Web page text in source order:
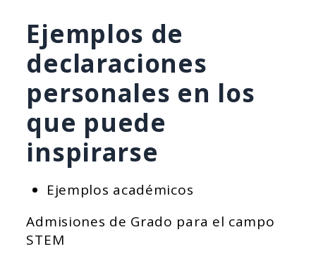
Ejemplos de
declaraciones
personales en los
que puede
inspirarse
Ejemplos académicos
Admisiones de Grado para el campo
STEM